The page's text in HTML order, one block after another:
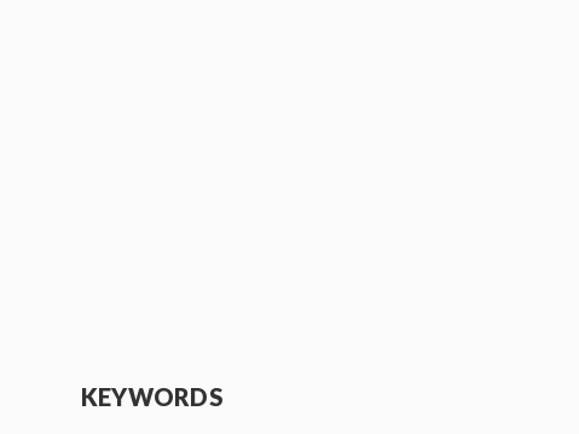
KEYWORDS